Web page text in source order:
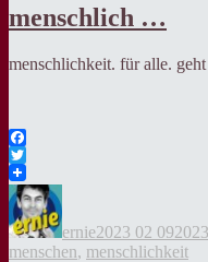
menschlich …
menschlichkeit. für alle.
Facebook
Twitter
ernie2023 02 09
menschen, menschlichkeit